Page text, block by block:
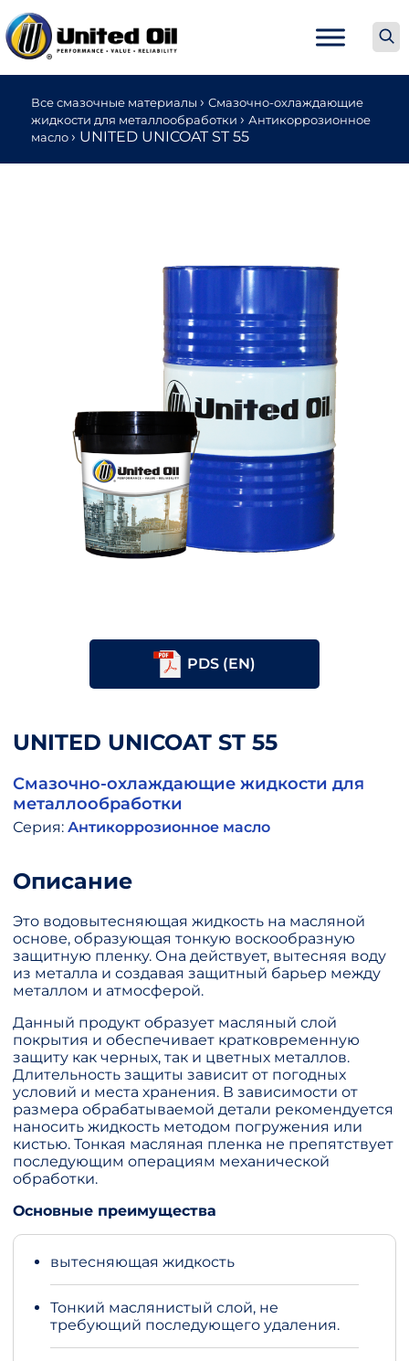
Все смазочные материалы› Смазочно-охлаждающие
жидкости для металлообработки› Антикоррозионное
масло› UNITED UNICOAT ST 55
PDS (EN)
UNITED UNICOAT ST 55
Смазочно-охлаждающие жидкости для
металлообработки
Серия:Антикоррозионное масло
Описание
Это водовытесняющая жидкость на масляной
основе, образующая тонкую воскообразную
защитную пленку. Она действует, вытесняя воду
из металла и создавая защитный барьер между
металлом и атмосферой.
Данный продукт образует масляный слой
покрытия и обеспечивает кратковременную
защиту как черных, так и цветных металлов.
Длительность защиты зависит от погодных
условий и места хранения. В зависимости от
размера обрабатываемой детали рекомендуется
наносить жидкость методом погружения или
кистью. Тонкая масляная пленка не препятствует
последующим операциям механической
обработки.
Основные преимущества
вытесняющая жидкость
Тонкий маслянистый слой, не
требующий последующего удаления.